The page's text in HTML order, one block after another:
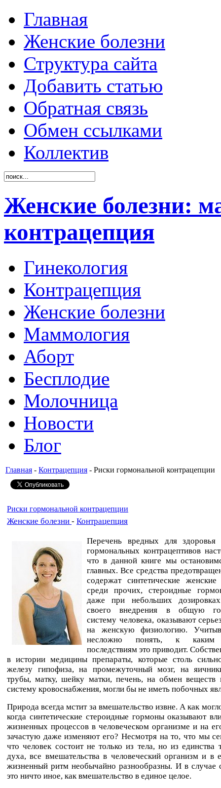
Главная
Женские болезни
Структура сайта
Добавить статью
Обратная связь
Обмен ссылками
Коллектив
Женские болезни:
контрацепция
Гинекология
Контрацепция
Женские болезни
Маммология
Аборт
Бесплодие
Молочница
Новости
Блог
Главная - Контрацепция - Риски гормональной контрацепции
Риски гормональной контрацепции
Женские болезни - Контрацепция
Перечень вредных для здоровья
гормональных контрацептивов
что в данной книге мы
главных. Все средства
содержат синтетические
среди прочих, стероидные
даже при небольших дозировках
своего внедрения в общую
систему человека, оказывают
на женскую физиологию.
несложно понять, к каким
последствиям это приводит.
в истории медицины препараты, которые столь
железу гипофиза, на промежуточный мозг, на
трубы, матку, шейку матки, печень, на обмен
систему кровоснабжения, могли бы не иметь побочных
Природа всегда мстит за вмешательство извне. А как
когда синтетические стероидные гормоны оказывают
жизненных процессов в человеческом организме и на
зачастую даже изменяют его? Несмотря на то, что мы
что человек состоит не только из тела, но из
духа, все вмешательства в человеческий организм и в
жизненный ритм необычайно разнообразны. И в случае
это ничто иное, как вмешательство в единое целое.